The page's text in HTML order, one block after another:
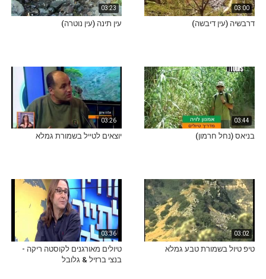
03:00
דרבשיה (עין דיבשה)
03:23
עין תינה (עין נוטרה)
03:44
בניאס (נחל חרמון)
03:26
יוצאים לטייל בשמורת גמלא
03:02
טיפ טיול בשמורת טבע גמלא
03:36
טיולים מאורגנים לקוסטה ריקה -
בנצי ברזיל & גלובל